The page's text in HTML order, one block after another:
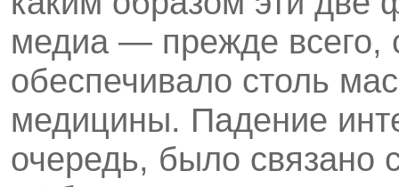
медиа — прежде всего,
обеспечивало столь
медицины. Падение
очередь, было связано